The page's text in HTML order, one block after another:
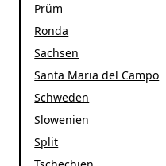
Prüm
Ronda
Sachsen
Santa Maria del Campo
Schweden
Slowenien
Split